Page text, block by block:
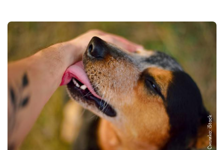
Снимка: iStock